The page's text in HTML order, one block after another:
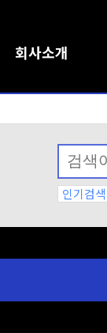
회사소개
인기검